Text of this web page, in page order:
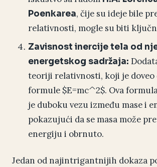
Poenkarea, čije su ideje bile
relativnosti, mogle su biti
Zavisnost inercije tela od
energetskog sadržaja:
teoriji relativnosti, koji je doveo
formule $E=mc^2$. Ova
je duboku vezu između mase i
pokazujući da se masa može
energiju i obrnuto.
Jedan od najintrigantnijih dokaza